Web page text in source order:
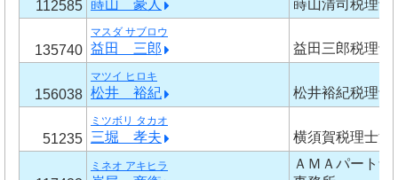
112585 蒔山 豪人 蒔山清司税理士
135740
マスダ サブロウ
益田 三郎 益田三郎税理士
156038
マツイ ヒロキ
松井 裕紀 松井裕紀税理士
51235
ミツボリ タカオ
三堀 孝夫 横須賀税理士法
ミネオ アキヒラ
ＡＭＡパート